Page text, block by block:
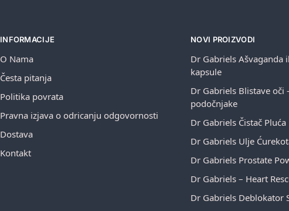
INFORMACIJE
O Nama
Česta pitanja
Politika povrata
Pravna izjava o odricanju odgovornosti
Dostava
Kontakt
NOVI PROIZVODI
Dr Gabriels Ašvaganda
kapsule
Dr Gabriels Blistave oči
podočnjake
Dr Gabriels Čistač Pluća
Dr Gabriels Ulje
Dr Gabriels Prostate
Dr Gabriels – Heart
Dr Gabriels Deblokator